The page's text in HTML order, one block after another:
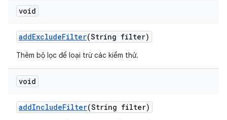
void
addExcludeFilter(String filter)
Thêm bộ lọc để loại trừ các kiểm thử.
void
addIncludeFilter(String filter)